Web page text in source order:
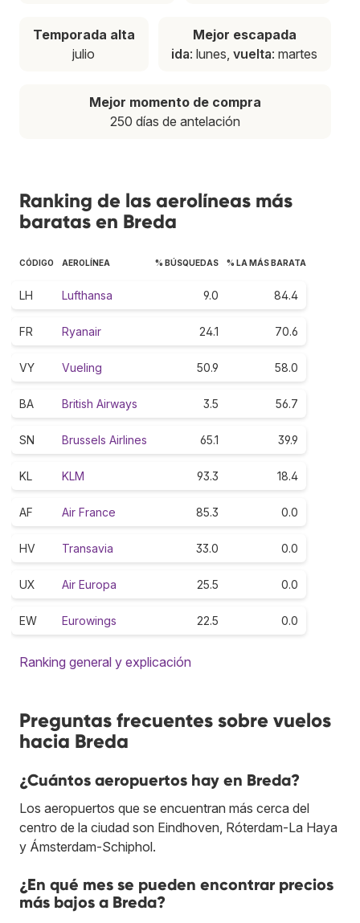
Temporada alta
julio
Mejor escapada
ida: lunes,vuelta: martes
Mejor momento de compra
250 días de antelación
Ranking de las aerolíneas más
baratas en Breda
CÓDIGO AEROLÍNEA % BÚSQUEDAS % LA MÁS BARATA
LH Lufthansa 9.0 84.4
FR Ryanair 24.1 70.6
VY Vueling 50.9 58.0
BA British Airways 3.5 56.7
SN Brussels Airlines 65.1 39.9
KL KLM 93.3 18.4
AF Air France 85.3 0.0
HV Transavia 33.0 0.0
UX Air Europa 25.5 0.0
EW Eurowings 22.5 0.0
Ranking general y explicación
Preguntas frecuentes sobre vuelos
hacia Breda
¿Cuántos aeropuertos hay en Breda?
Los aeropuertos que se encuentran más cerca del
centro de la ciudad son Eindhoven, Róterdam-La Haya
y Ámsterdam-Schiphol.
¿En qué mes se pueden encontrar precios
más bajos a Breda?